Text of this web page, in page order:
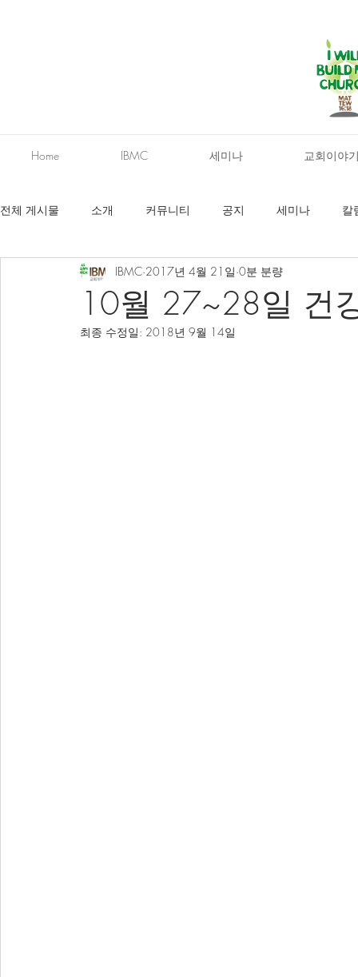
Home IBMC 세미나 교회이야
전체 게시물 소개 커뮤니티 공지 세미나 칼
10월 27~28일 건
IBMC 2017년 4월 21일 0분 분량
최종 수정일: 2018년 9월 14일